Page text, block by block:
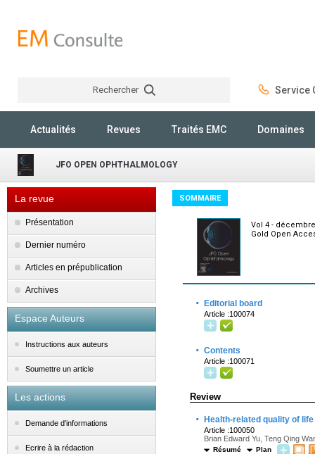
Rechercher Service
Actualités Revues Traités EMC Domaines
JFO OPEN OPHTHALMOLOGY
La revue
Présentation
Dernier numéro
Articles en prépublication
Archives
Espace Auteurs
Instructions aux auteurs
Soumettre un article
Les actions
Demande d'informations
Ecrire à la rédaction
SOMMAIRE
Vol 4 -
Gold Open
· Editorial board
Article :100074
· Contents
Article :100071
Review
· Health-related quality of
Article :100050
Brian Edward Yu, Teng Qing
Résumé Plan